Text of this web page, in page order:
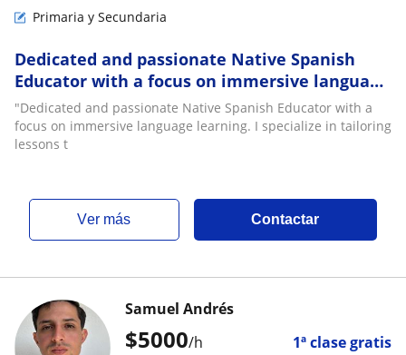
Primaria y Secundaria
Dedicated and passionate Native Spanish
Educator with a focus on immersive language
learning. I specialize in tailoring lessons t
"Dedicated and passionate Native Spanish Educator with a
focus on immersive language learning. I specialize in tailoring
lessons t
ver más Contactar
$5000/h 1ª clase gratis
Samuel Andrés